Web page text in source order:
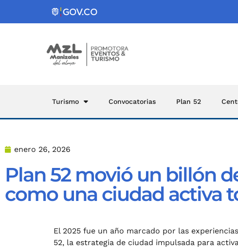
Turismo Convocatorias Plan 52
enero 26, 2026
Plan 52 movió un billón
como una ciudad activa
El 2025 fue un año marcado por las
52, la estrategia de ciudad impulsada para